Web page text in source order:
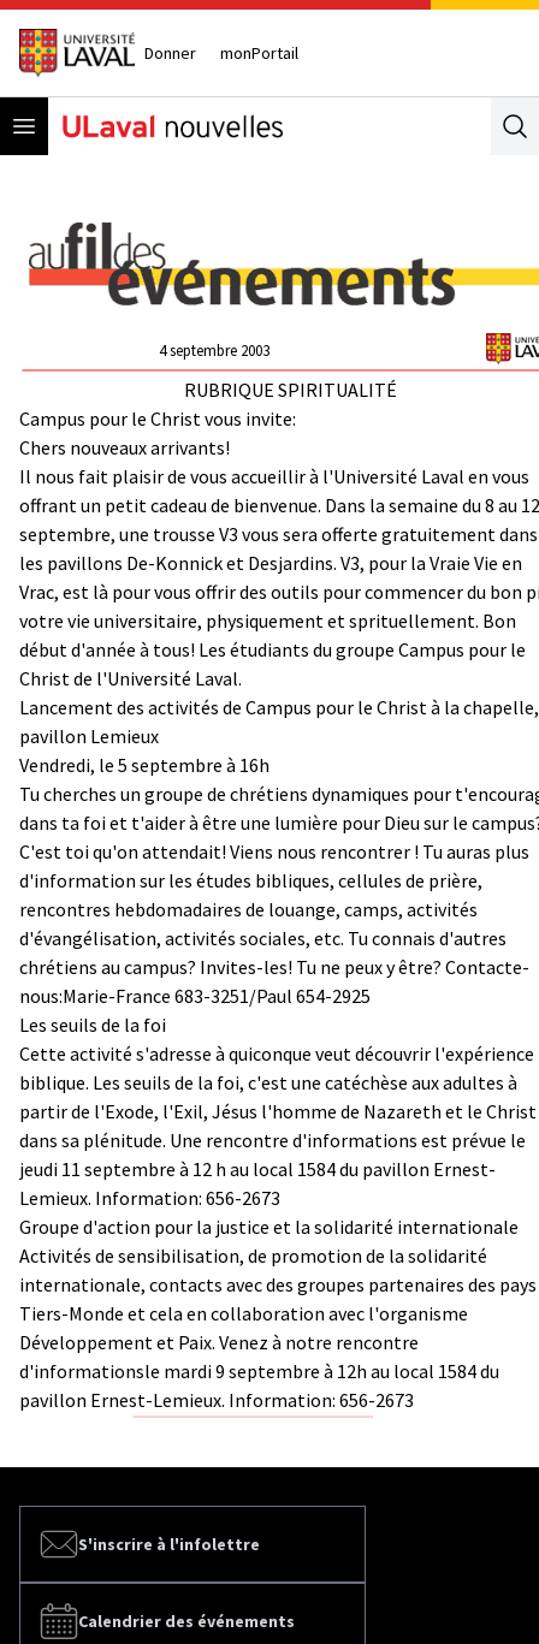
Donner monPortail
Open menu
4 septembre 2003
RUBRIQUE SPIRITUALITÉ
Campus pour le Christ vous invite:
Chers nouveaux arrivants!
Il nous fait plaisir de vous accueillir à l'Université Laval en vous
offrant un petit cadeau de bienvenue. Dans la semaine du 8 au 12
septembre, une trousse V3 vous sera offerte gratuitement dans
les pavillons De-Konnick et Desjardins. V3, pour la Vraie Vie en
Vrac, est là pour vous offrir des outils pour commencer du bon
votre vie universitaire, physiquement et sprituellement. Bon
début d'année à tous! Les étudiants du groupe Campus pour le
Christ de l'Université Laval.
Lancement des activités de Campus pour le Christ à la chapelle,
pavillon Lemieux
Vendredi, le 5 septembre à 16h
Tu cherches un groupe de chrétiens dynamiques pour
dans ta foi et t'aider à être une lumière pour Dieu sur le
C'est toi qu'on attendait! Viens nous rencontrer ! Tu auras plus
d'information sur les études bibliques, cellules de prière,
rencontres hebdomadaires de louange, camps, activités
d'évangélisation, activités sociales, etc. Tu connais d'autres
chrétiens au campus? Invites-les! Tu ne peux y être? Contacte-
nous:Marie-France 683-3251/Paul 654-2925
Les seuils de la foi
Cette activité s'adresse à quiconque veut découvrir l'expérience
biblique. Les seuils de la foi, c'est une catéchèse aux adultes à
partir de l'Exode, l'Exil, Jésus l'homme de Nazareth et le Christ
dans sa plénitude. Une rencontre d'informations est prévue le
jeudi 11 septembre à 12 h au local 1584 du pavillon Ernest-
Lemieux. Information: 656-2673
Groupe d'action pour la justice et la solidarité internationale
Activités de sensibilisation, de promotion de la solidarité
internationale, contacts avec des groupes partenaires des pays
Tiers-Monde et cela en collaboration avec l'organisme
Développement et Paix. Venez à notre rencontre
d'informationsle mardi 9 septembre à 12h au local 1584 du
pavillon Ernest-Lemieux. Information: 656-2673
S'inscrire à l'infolettre
Calendrier des événements